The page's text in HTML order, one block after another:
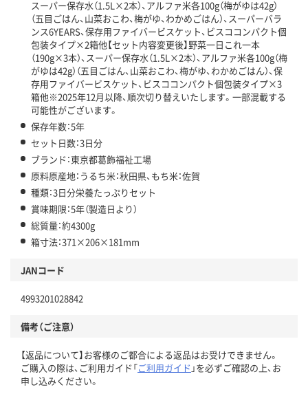
スーパー保存水（1.5L×2本）、アルファ米各100g（梅がゆは42g）
（五目ごはん、山菜おこわ、梅がゆ、わかめごはん）、スーパーバラ
ンス6YEARS、保存用ファイバービスケット、ビスココンパクト個
包装タイプ×2箱他【セット内容変更後】野菜一日これ一本
（190g×3本）、スーパー保存水（1.5L×2本）、アルファ米各100g（梅
がゆは42g）（五目ごはん、山菜おこわ、梅がゆ、わかめごはん）、保
存用ファイバービスケット、ビスココンパクト個包装タイプ×3
箱他※2025年12月以降、順次切り替えいたします。一部混載する
可能性がございます。
保存年数：5年
セット日数：3日分
ブランド：東京都葛飾福祉工場
原料原産地：うるち米：秋田県、もち米：佐賀
種類：3日分栄養たっぷりセット
賞味期限：5年（製造日より）
総質量：約4300g
箱寸法：371×206×181mm
JANコード
4993201028842
備考（ご注意）
【返品について】お客様のご都合による返品はお受けできません。
ご購入の際は、ご利用ガイド「ご利用ガイド 」を必ずご確認の上、お
申し込みください。